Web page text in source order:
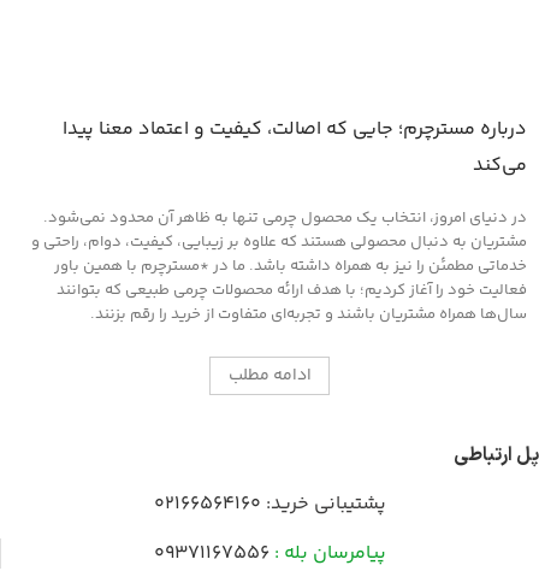
روش مصرف :
تا خشک شود ، سپس با دستمالی تمیز یا پد
های مخصوص که در همین بخش اکسسوری
موجود است سطح را جلادهید .
درباره مسترچرم؛ جایی که اصالت، کیفیت و اعتماد معنا پیدا
می‌کند
در دنیای امروز، انتخاب یک محصول چرمی تنها به ظاهر آن محدود نمی‌شود.
مشتریان به دنبال محصولی هستند که علاوه بر زیبایی، کیفیت، دوام، راحتی و
خدماتی مطمئن را نیز به همراه داشته باشد. ما در *مسترچرم با همین باور
فعالیت خود را آغاز کردیم؛ با هدف ارائه محصولات چرمی طبیعی که بتوانند
سال‌ها همراه مشتریان باشند و تجربه‌ای متفاوت از خرید را رقم بزنند.
ادامه مطلب
پل ارتباطی
پشتیبانی خرید: 02166564160
پیامرسان بله : 09371167556